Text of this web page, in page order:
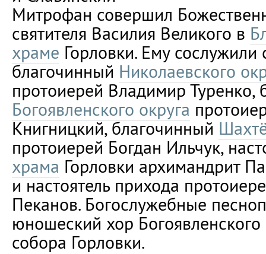
Митрофан совершил
святителя Василия Великого в
храме Горловки. Ему сослужили
благочинный Николаевского
протоиерей Владимир Туренко,
Богоявленского округа
Книгницкий, благочинный
протоиерей Богдан Ильчук,
храма Горловки архимандрит
и настоятель прихода
Пеканов. Богослужебные
юношеский хор
собора Горловки.